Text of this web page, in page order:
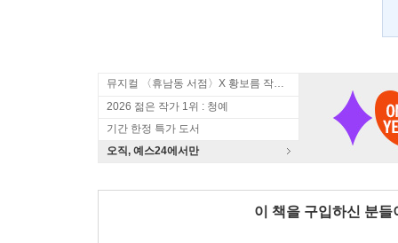
뮤지컬 〈휴남동 서점〉X 황보름 작가 북토크
2026 젊은 작가 1위 : 청예
기간 한정 특가 도서
오직, 예스24에서만
이 책을 구입하신 분